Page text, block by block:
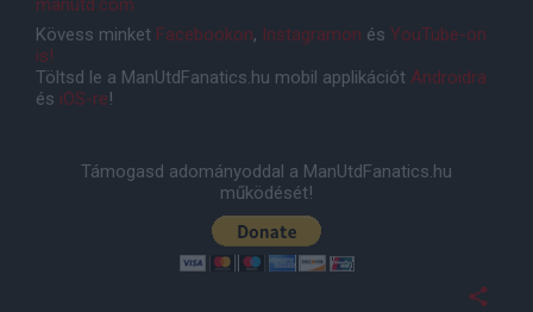
manutd.com
Kövess minket Facebookon, Instagramon és YouTube-on
is!
Töltsd le a ManUtdFanatics.hu mobil applikációt Androidra
és iOS-re!
Támogasd adományoddal a ManUtdFanatics.hu
működését!